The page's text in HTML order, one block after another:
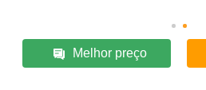
Melhor preço